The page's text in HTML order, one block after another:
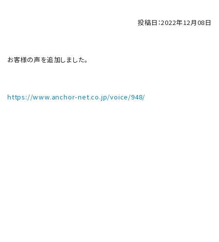
投稿日：2022年12月08日
お客様の声を追加しました。
https://www.anchor-net.co.jp/voice/948/